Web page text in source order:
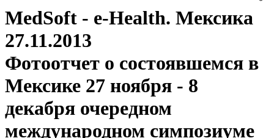
MedSoft - e-Health. Мексика
27.11.2013
Фотоотчет о состоявшемся в
Мексике 27 ноября - 8
декабря очередном
международном симпозиуме